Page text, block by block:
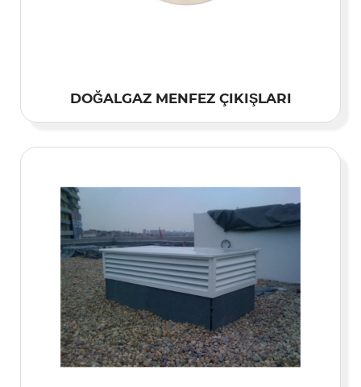
DOĞALGAZ MENFEZ ÇIKIŞLARI